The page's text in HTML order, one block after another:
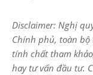
Disclaimer: Nghị
Chính phủ, toàn
tính chất tham
hay tư vấn đầu tư.